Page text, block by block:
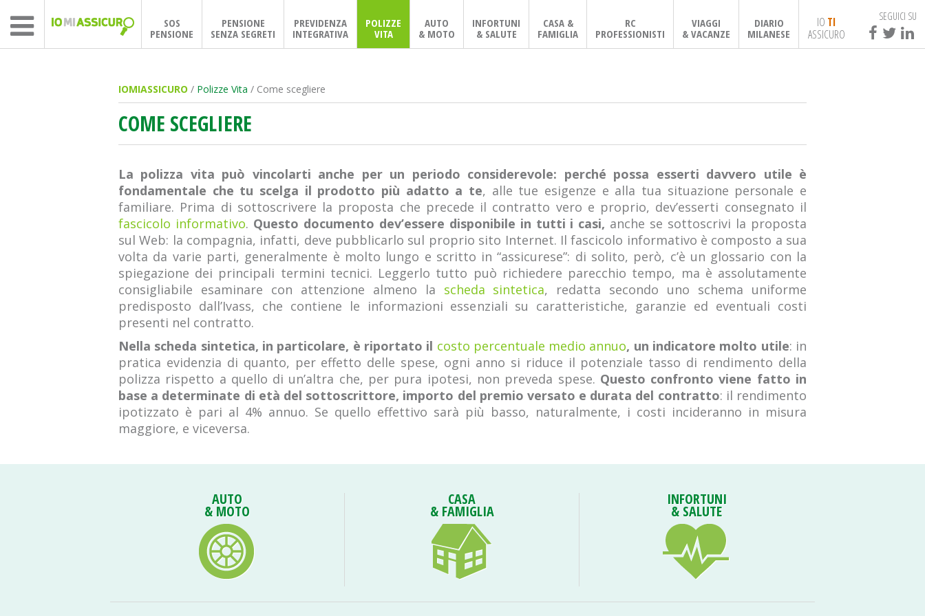
SOS
PENSIONE
PENSIONE
SENZA SEGRETI
PREVIDENZA
INTEGRATIVA
POLIZZE
VITA
AUTO
& MOTO
INFORTUNI
& SALUTE
CASA &
FAMIGLIA
RC
PROFESSIONISTI
VIAGGI
& VACANZE
DIARIO
MILANESE
IO TI
ASSICURO
SEGUICI SU
IOMIASSICURO / Polizze Vita / Come scegliere
COME SCEGLIERE
La polizza vita può vincolarti anche per un periodo considerevole: perché possa esserti davvero utile è
fondamentale che tu scelga il prodotto più adatto a te, alle tue esigenze e alla tua situazione personale e
familiare. Prima di sottoscrivere la proposta che precede il contratto vero e proprio, dev’esserti consegnato il
fascicolo informativo. Questo documento dev’essere disponibile in tutti i casi, anche se sottoscrivi la proposta
sul Web: la compagnia, infatti, deve pubblicarlo sul proprio sito Internet. Il fascicolo informativo è composto a sua
volta da varie parti, generalmente è molto lungo e scritto in “assicurese”: di solito, però, c’è un glossario con la
spiegazione dei principali termini tecnici. Leggerlo tutto può richiedere parecchio tempo, ma è assolutamente
consigliabile esaminare con attenzione almeno la scheda sintetica, redatta secondo uno schema uniforme
predisposto dall’Ivass, che contiene le informazioni essenziali su caratteristiche, garanzie ed eventuali costi
presenti nel contratto.
Nella scheda sintetica, in particolare, è riportato il costo percentuale medio annuo, un indicatore molto utile: in
pratica evidenzia di quanto, per effetto delle spese, ogni anno si riduce il potenziale tasso di rendimento della
polizza rispetto a quello di un’altra che, per pura ipotesi, non preveda spese. Questo confronto viene fatto in
base a determinate di età del sottoscrittore, importo del premio versato e durata del contratto: il rendimento
ipotizzato è pari al 4% annuo. Se quello effettivo sarà più basso, naturalmente, i costi incideranno in misura
maggiore, e viceversa.
AUTO
& MOTO
CASA
& FAMIGLIA
INFORTUNI
& SALUTE